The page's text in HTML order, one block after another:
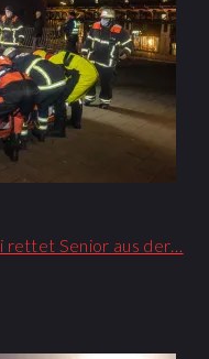
rettet Senior aus der…